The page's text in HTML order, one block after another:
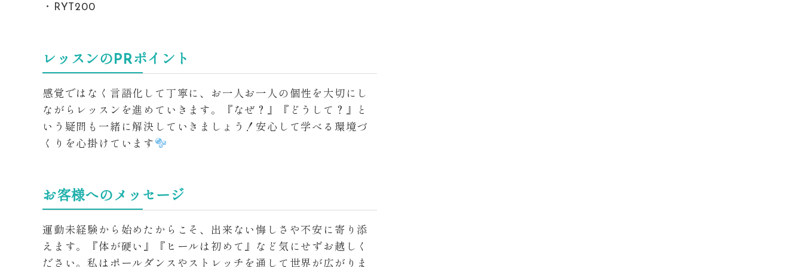
・RYT200
レッスンのPRポイント
感覚ではなく言語化して丁寧に、お一人お一人の個性を大切にし
ながらレッスンを進めていきます。『なぜ？』『どうして？』と
いう疑問も一緒に解決していきましょう！安心して学べる環境づ
くりを心掛けています
お客様へのメッセージ
運動未経験から始めたからこそ、出来ない悔しさや不安に寄り添
えます。『体が硬い』『ヒールは初めて』など気にせずお越しく
ださい。私はポールダンスやストレッチを通して世界が広がりま